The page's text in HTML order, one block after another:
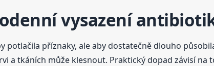
vysazení
příznaky, ale aby dostatečně dlouho
a tkáních může klesnout. Praktický dopad závisí na